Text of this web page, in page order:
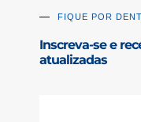
FIQUE POR
Inscreva-se e
atualizadas